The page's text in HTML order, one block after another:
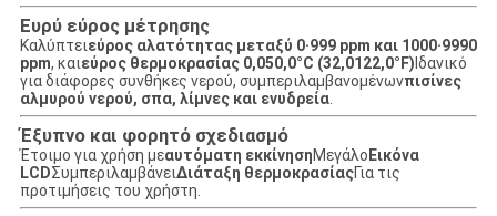
Ευρύ εύρος μέτρησης
Καλύπτειεύρος αλατότητας μεταξύ 0·999 ppm και 1000·9990
ppm, καιεύρος θερμοκρασίας 0,050,0°C (32,0122,0°F) Ιδανικό
για διάφορες συνθήκες νερού, συμπεριλαμβανομένωνπισίνες
αλμυρού νερού, σπα, λίμνες και ενυδρεία.
Έξυπνο και φορητό σχεδιασμό
Έτοιμο για χρήση μεαυτόματη εκκίνησηΜεγάλο Εικόνα
LCDΣυμπεριλαμβάνειΔιάταξη θερμοκρασίαςΓια τις
προτιμήσεις του χρήστη.